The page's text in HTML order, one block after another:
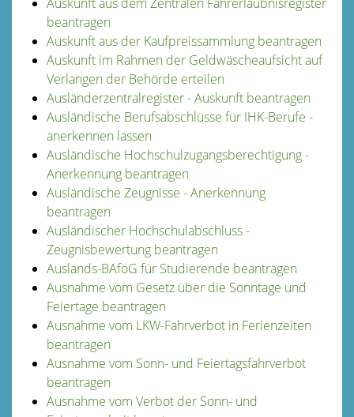
beantragen
Auskunft aus der Kaufpreissammlung beantragen
Auskunft im Rahmen der Geldwäscheaufsicht auf
Verlangen der Behörde erteilen
Ausländerzentralregister - Auskunft beantragen
Ausländische Berufsabschlüsse für IHK-Berufe -
anerkennen lassen
Ausländische Hochschulzugangsberechtigung -
Anerkennung beantragen
Ausländische Zeugnisse - Anerkennung
beantragen
Ausländischer Hochschulabschluss -
Zeugnisbewertung beantragen
Auslands-BAföG für Studierende beantragen
Ausnahme vom Gesetz über die Sonntage und
Feiertage beantragen
Ausnahme vom LKW-Fahrverbot in Ferienzeiten
beantragen
Ausnahme vom Sonn- und Feiertagsfahrverbot
beantragen
Ausnahme vom Verbot der Sonn- und